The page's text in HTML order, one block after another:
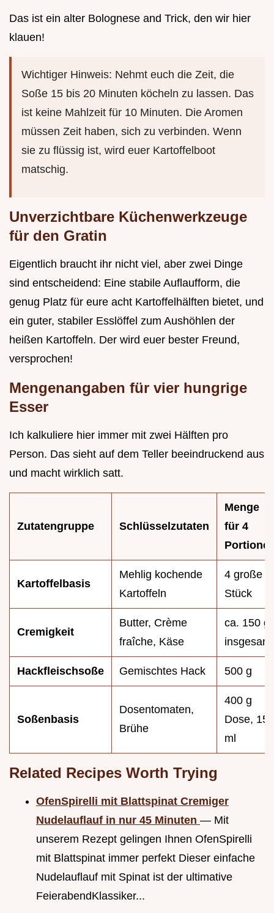
Das ist ein alter Bolognese and Trick, den wir hier
klauen!
Wichtiger Hinweis: Nehmt euch die Zeit, die
Soße 15 bis 20 Minuten köcheln zu lassen. Das
ist keine Mahlzeit für 10 Minuten. Die Aromen
müssen Zeit haben, sich zu verbinden. Wenn
sie zu flüssig ist, wird euer Kartoffelboot
matschig.
Unverzichtbare Küchenwerkzeuge
für den Gratin
Eigentlich braucht ihr nicht viel, aber zwei Dinge
sind entscheidend: Eine stabile Auflaufform, die
genug Platz für eure acht Kartoffelhälften bietet, und
ein guter, stabiler Esslöffel zum Aushöhlen der
heißen Kartoffeln. Der wird euer bester Freund,
versprochen!
Mengenangaben für vier hungrige
Esser
Ich kalkuliere hier immer mit zwei Hälften pro
Person. Das sieht auf dem Teller beeindruckend aus
und macht wirklich satt.
Zutatengruppe Schlüsselzutaten
Menge
für 4
Kartoffelbasis
Mehlig kochende
Kartoffeln
4 große
Stück
Cremigkeit
Butter, Crème
fraîche, Käse
ca. 150 g
insgesamt
Hackfleischsoße Gemischtes Hack 500 g
Soßenbasis
Dosentomaten,
Brühe
400 g
Dose, 150
ml
Related Recipes Worth Trying
OfenSpirelli mit Blattspinat Cremiger
Nudelauflauf in nur 45 Minuten — Mit
unserem Rezept gelingen Ihnen OfenSpirelli
mit Blattspinat immer perfekt Dieser einfache
Nudelauflauf mit Spinat ist der ultimative
FeierabendKlassiker...